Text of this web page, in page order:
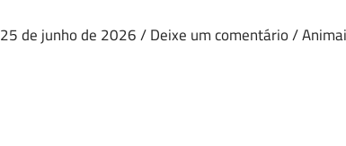
25 de junho de 2026/Deixe um comentário/